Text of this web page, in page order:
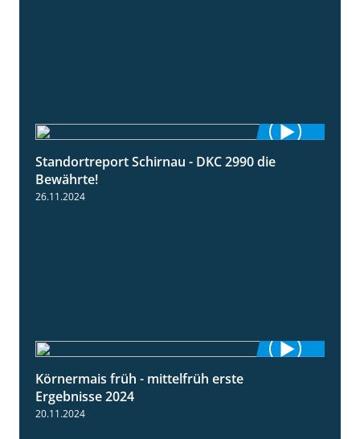
2:14
Standortreport Schirnau - DKC 2990 die
Bewährte!
26.11.2024
Körnermais früh - mittelfrüh erste
Ergebnisse 2024
20.11.2024